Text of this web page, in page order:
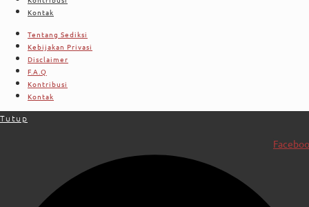
Kontak
Tentang Sediksi
Kebijakan Privasi
Disclaimer
F.A.Q
Kontribusi
Kontak
Tutup